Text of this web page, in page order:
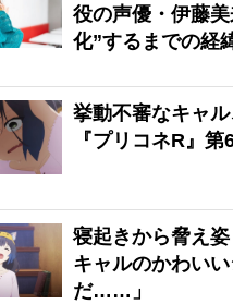
役の声優・伊藤
化”するまでの経
挙動不審なキャ
『プリコネR』
寝起きから脅え
キャルのかわい
だ……」